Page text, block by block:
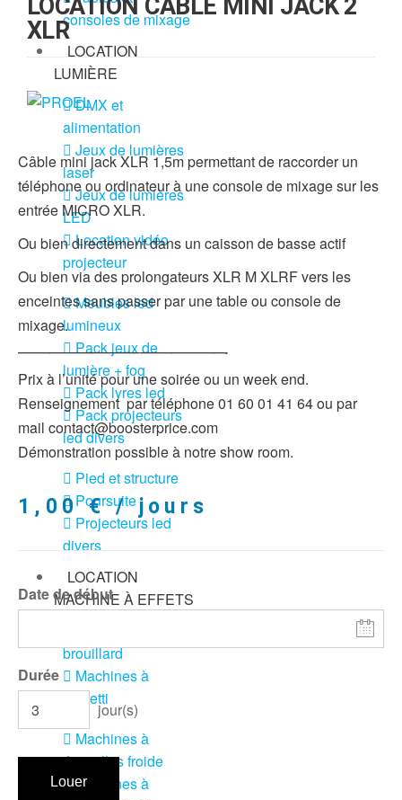
consoles de mixage
LOCATION
LUMIÈRE
DMX et
alimentation
Jeux de lumières
laser
Jeux de lumières
LED
Location vidéo
projecteur
Meubles led
lumineux
Pack jeux de
lumière + fog
Pack lyres led
Pack projecteurs
led divers
Pied et structure
Poursuite
Projecteurs led
divers
LOCATION
MACHINE À EFFETS
brouillard
Machines à
confetti
Machines à
étincelles froide
Machines à
LOCATION CÂBLE MINI JACK 2
XLR
Câble mini jack XLR 1,5m permettant de raccorder un
téléphone ou ordinateur à une console de mixage sur les
entrée MICRO XLR.
Ou bien directement dans un caisson de basse actif
Ou bien via des prolongateurs XLR M XLRF vers les
enceintes sans passer par une table ou console de
mixage.
———————————–————————-
Prix à l’unité pour une soirée ou un week end.
Renseignement par téléphone 01 60 01 41 64 ou par
mail contact@boosterprice.com
Démonstration possible à notre show room.
1,00€/ jours
Date de début
Durée
jour(s)
Louer